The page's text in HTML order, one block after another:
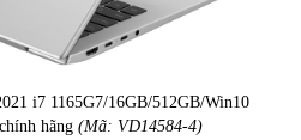
i7 1165G7/16GB/512GB/Win10
hãng (Mã: VD14584-4)